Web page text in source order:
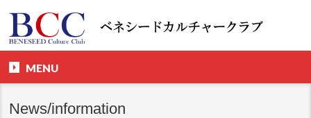
MENU
News/information